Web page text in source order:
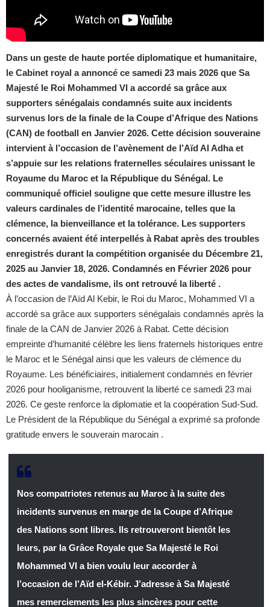
Dans un geste de haute portée diplomatique et humanitaire,
le Cabinet royal a annoncé ce samedi 23 mais 2026 que Sa
Majesté le Roi Mohammed VI a accordé sa grâce aux
supporters sénégalais condamnés suite aux incidents
survenus lors de la finale de la Coupe d’Afrique des Nations
(CAN) de football en Janvier 2026. Cette décision souveraine
intervient à l’occasion de l’avènement de l’Aïd Al Adha et
s’appuie sur les relations fraternelles séculaires unissant le
Royaume du Maroc et la République du Sénégal. Le
communiqué officiel souligne que cette mesure illustre les
valeurs cardinales de l’identité marocaine, telles que la
clémence, la bienveillance et la tolérance. Les supporters
concernés avaient été interpellés à Rabat après des troubles
enregistrés durant la compétition organisée du Décembre 21,
2025 au Janvier 18, 2026. Condamnés en Février 2026 pour
des actes de vandalisme, ils ont retrouvé la liberté .
À l’occasion de l’Aïd Al Kebir, le Roi du Maroc, Mohammed VI a
accordé sa grâce aux supporters sénégalais condamnés après la
finale de la CAN de Janvier 2026 à Rabat. Cette décision
empreinte d’humanité célèbre les liens fraternels historiques entre
le Maroc et le Sénégal ainsi que les valeurs de clémence du
Royaume. Les bénéficiaires, initialement condamnés en février
2026 pour hooliganisme, retrouvent la liberté ce samedi 23 mai
2026. Ce geste renforce la diplomatie et la coopération Sud-Sud.
Le Président de la République du Sénégal a exprimé sa profonde
gratitude envers le souverain marocain .
Nos compatriotes retenus au Maroc à la suite des
incidents survenus en marge de la Coupe d’Afrique
des Nations sont libres. Ils retrouveront bientôt les
leurs, par la Grâce Royale que Sa Majesté le Roi
Mohammed VI a bien voulu leur accorder à
l’occasion de l’Aïd el-Kébir. J’adresse à Sa Majesté
mes remerciements les plus sincères pour cette